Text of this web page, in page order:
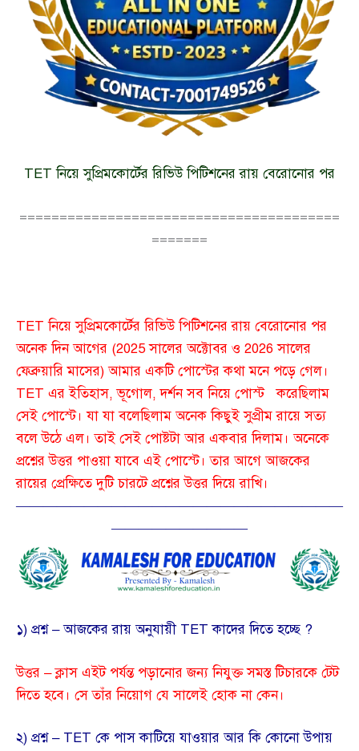
TET নিয়ে সুপ্রিমকোর্টের রিভিউ পিটিশনের রায় বেরোনোর পর
========================================
=======
TET নিয়ে সুপ্রিমকোর্টের রিভিউ পিটিশনের রায় বেরোনোর পর
অনেক দিন আগের (2025 সালের অক্টোবর ও 2026 সালের
ফেব্রুয়ারি মাসের) আমার একটি পোস্টের কথা মনে পড়ে গেল।
TET এর ইতিহাস, ভূগোল, দর্শন সব নিয়ে পোস্ট করেছিলাম
সেই পোস্টে। যা যা বলেছিলাম অনেক কিছুই সুপ্রীম রায়ে সত্য
বলে উঠে এল। তাই সেই পোষ্টটা আর একবার দিলাম। অনেকে
প্রশ্নের উত্তর পাওয়া যাবে এই পোস্টে। তার আগে আজকের
রায়ের প্রেক্ষিতে দুটি চারটে প্রশ্নের উত্তর দিয়ে রাখি।
————————————————————————
——————————
১) প্রশ্ন – আজকের রায় অনুযায়ী TET কাদের দিতে হচ্ছে ?
উত্তর – ক্লাস এইট পর্যন্ত পড়ানোর জন্য নিযুক্ত সমস্ত টিচারকে টেট
দিতে হবে। সে তাঁর নিয়োগ যে সালেই হোক না কেন।
২) প্রশ্ন – TET কে পাস কাটিয়ে যাওয়ার আর কি কোনো উপায়